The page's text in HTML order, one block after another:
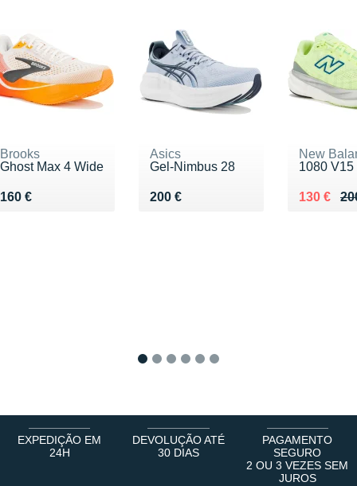
Brooks
Ghost Max 4 Wide
160 €
Vendu 160 €
Asics
Gel-Nimbus 28
200 €
Vendu 200 €
New
1080 V15
Au lieu
130 €
Vendu
EXPEDIÇÃO EM
24H
DEVOLUÇÃO ATÉ
30 DIAS
PAGAMENTO
SEGURO
2 OU 3 VEZES SEM
JUROS